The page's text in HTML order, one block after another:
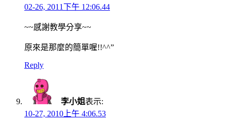
02-26, 2011下午 12:06.44
~~感謝教學分享~~
原來是那麼的簡單喔!!^^”
Reply
李小姐表示:
10-27, 2010上午 4:06.53